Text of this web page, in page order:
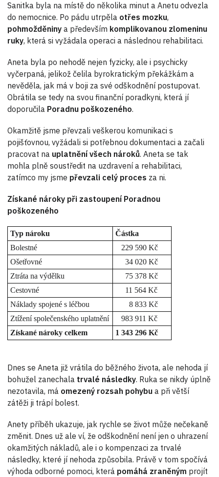
Sanitka byla na místě do několika minut a Anetu odvezla
do nemocnice. Po pádu utrpěla otřes mozku,
pohmožděniny a především komplikovanou zlomeninu
ruky, která si vyžádala operaci a následnou rehabilitaci.
Aneta byla po nehodě nejen fyzicky, ale i psychicky
vyčerpaná, jelikož čelila byrokratickým překážkám a
nevěděla, jak má v boji za své odškodnění postupovat.
Obrátila se tedy na svou finanční poradkyni, která jí
doporučila Poradnu poškozeného.
Okamžitě jsme převzali veškerou komunikaci s
pojišťovnou, vyžádali si potřebnou dokumentaci a začali
pracovat na uplatnění všech nároků. Aneta se tak
mohla plně soustředit na uzdravení a rehabilitaci,
zatímco my jsme převzali celý proces za ni.
Získané nároky při zastoupení Poradnou
poškozeného
Typ nároku
Částka
Bolestné
229 590 Kč
Ošetřovné
34 020 Kč
Ztráta na výdělku
75 378 Kč
Cestovné
11 564 Kč
Náklady spojené s léčbou
8 833 Kč
Ztížení společenského uplatnění
983 911 Kč
Získané nároky celkem
1 343 296 Kč
Dnes se Aneta již vrátila do běžného života, ale nehoda jí
bohužel zanechala trvalé následky. Ruka se nikdy úplně
nezotavila, má omezený rozsah pohybu a při větší
zátěži ji trápí bolest.
Anety příběh ukazuje, jak rychle se život může nečekaně
změnit. Dnes už ale ví, že odškodnění není jen o uhrazení
okamžitých nákladů, ale i o kompenzaci za trvalé
následky, které jí nehoda způsobila. Právě v tom spočívá
výhoda odborné pomoci, která pomáhá zraněným projít